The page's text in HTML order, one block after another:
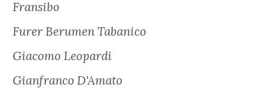
Fransibo
Furer Berumen Tabanico
Giacomo Leopardi
Gianfranco D'Amato